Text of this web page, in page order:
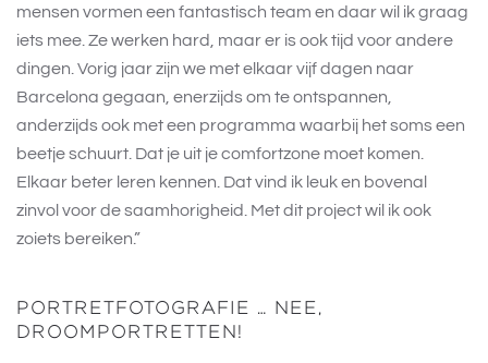
mensen vormen een fantastisch team en daar wil ik graag
iets mee. Ze werken hard, maar er is ook tijd voor andere
dingen. Vorig jaar zijn we met elkaar vijf dagen naar
Barcelona gegaan, enerzijds om te ontspannen,
anderzijds ook met een programma waarbij het soms een
beetje schuurt. Dat je uit je comfortzone moet komen.
Elkaar beter leren kennen. Dat vind ik leuk en bovenal
zinvol voor de saamhorigheid. Met dit project wil ik ook
zoiets bereiken.”
PORTRETFOTOGRAFIE … NEE,
DROOMPORTRETTEN!